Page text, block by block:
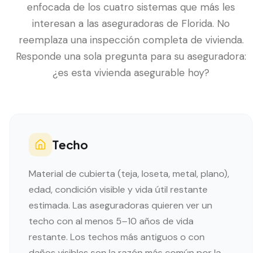
enfocada de los cuatro sistemas que más les
interesan a las aseguradoras de Florida. No
reemplaza una inspección completa de vivienda.
Responde una sola pregunta para su aseguradora:
¿es esta vivienda asegurable hoy?
Techo
Material de cubierta (teja, loseta, metal, plano),
edad, condición visible y vida útil restante
estimada. Las aseguradoras quieren ver un
techo con al menos 5–10 años de vida
restante. Los techos más antiguos o con